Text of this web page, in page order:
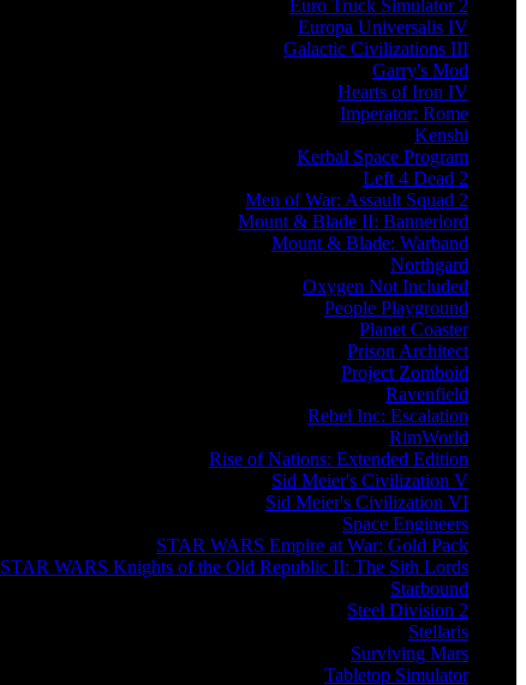
Euro Truck Simulator 2
Europa Universalis IV
Galactic Civilizations III
Garry's Mod
Hearts of Iron IV
Imperator: Rome
Kenshi
Kerbal Space Program
Left 4 Dead 2
Men of War: Assault Squad 2
Mount & Blade II: Bannerlord
Mount & Blade: Warband
Northgard
Oxygen Not Included
People Playground
Planet Coaster
Prison Architect
Project Zomboid
Ravenfield
Rebel Inc: Escalation
RimWorld
Rise of Nations: Extended Edition
Sid Meier's Civilization V
Sid Meier's Civilization VI
Space Engineers
STAR WARS Empire at War: Gold Pack
STAR WARS Knights of the Old Republic II: The Sith Lords
Starbound
Steel Division 2
Stellaris
Surviving Mars
Tabletop Simulator